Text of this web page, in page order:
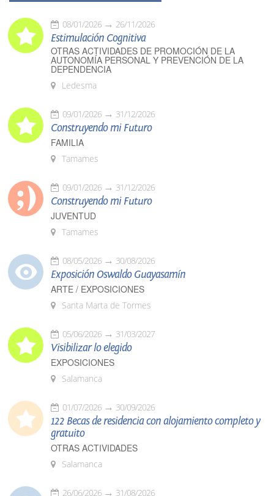
08/01/2026 26/11/2026
Estimulación Cognitiva
OTRAS ACTIVIDADES DE PROMOCIÓN DE LA
AUTONOMÍA PERSONAL Y PREVENCIÓN DE LA
DEPENDENCIA
Ledesma
09/01/2026 31/12/2026
Construyendo mi Futuro
FAMILIA
Tamames
09/01/2026 31/12/2026
Construyendo mi Futuro
JUVENTUD
Tamames
08/05/2026 30/08/2026
Exposición Oswaldo Guayasamín
ARTE / EXPOSICIONES
Santa Marta de Tormes
05/06/2026 31/03/2027
Visibilizar lo elegido
EXPOSICIONES
Salamanca
01/07/2026 30/09/2026
122 Becas de residencia con alojamiento completo y
gratuito
OTRAS ACTIVIDADES
Salamanca
26/06/2026 31/08/2026